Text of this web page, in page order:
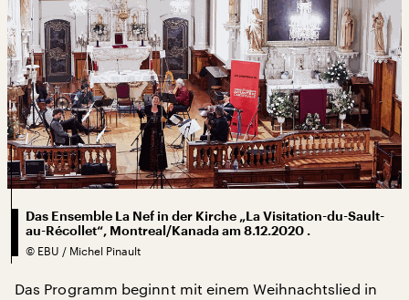
Das Ensemble La Nef in der Kirche „La Visitation-du-Sault-
au-Récollet“, Montreal/Kanada am 8.12.2020 .
© EBU / Michel Pinault
Das Programm beginnt mit einem Weihnachtslied in